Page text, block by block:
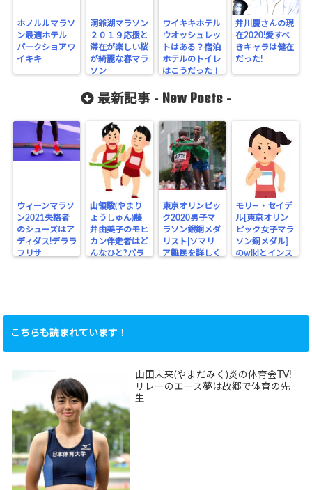
ホノルルマラソ
ン最適ホテル
パークショアワ
イキキ
洞爺湖マラソン
２０１９応援と
滞在が楽しい桜
が綺麗な春マラ
ソン
ワイキキホテル
ウオッシュレッ
トはある？宿泊
ホテルのトイレ
はこうだった！
井川慶さんの現
在2020!愛すべ
きキャラは健在
だった!
最新記事 - New Posts -
ウィーンマラソ
ン2021失格者
のシューズはア
ディダス!デララ
フリサ
山領駿(やまり
ょうしゅん)藤
井由美子のモヒ
カン伴走者はど
んなひと?パラ
東京オリンピッ
ク2020男子マ
ラソン銀銅メダ
リスト|ソマリ
ア難民を詳しく
モリ―・セイデ
ル[東京オリン
ピック女子マラ
ソン銅メダル]
のwikiとインス
こちらも読まれています！
山田未来(やまだみく)炎の体育会TV!
リレーのエース夢は故郷で体育の先
生